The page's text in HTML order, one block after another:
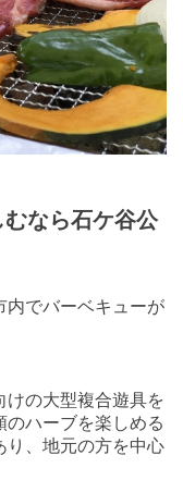
なら石ケ谷公
内でバーベキューが
けの大型複合遊具を
のハーブを楽しめる
り、地元の方を中心